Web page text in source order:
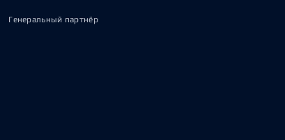
Генеральный партнёр